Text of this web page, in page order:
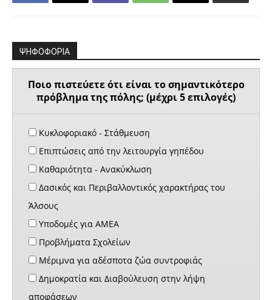
ΨΗΦΟΦΟΡΙΑ
Ποιο πιστεύετε ότι είναι το σημαντικότερο
πρόβλημα της πόλης; (μέχρι 5 επιλογές)
Κυκλοφοριακό - Στάθμευση
Επιπτώσεις από την λειτουργία γηπέδου
Καθαριότητα - Ανακύκλωση
Δασικός και Περιβαλλοντικός χαρακτήρας του
Άλσους
Υποδομές για ΑΜΕΑ
Προβλήματα Σχολείων
Μέριμνα για αδέσποτα ζώα συντροφιάς
Δημοκρατία και Διαβούλευση στην λήψη
αποφάσεων